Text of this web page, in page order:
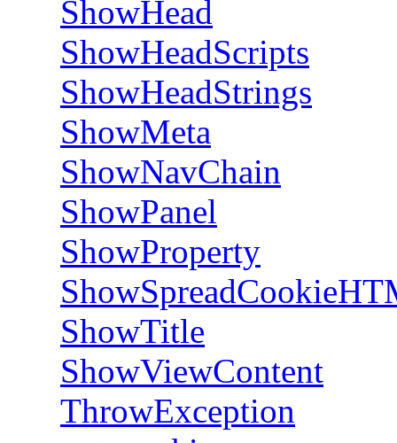
ShowHead
ShowHeadScripts
ShowHeadStrings
ShowMeta
ShowNavChain
ShowPanel
ShowProperty
ShowTitle
ShowViewContent
ThrowException